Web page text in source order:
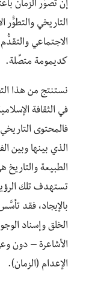
إنَّ تصوَّر الزمان
التاريخي والتطوُّر
الاجتماعي
كديمومة متصِّلة.
نستنتج من هذا
في الثقافة
فالمحتوى
الذي بينها وبين
الطبيعة والتاريخ
تستهدف تلك
بالإيجاد، فقد
الخلق وإسناد
الأشاعرة – دون
الإعدام (الزمان).